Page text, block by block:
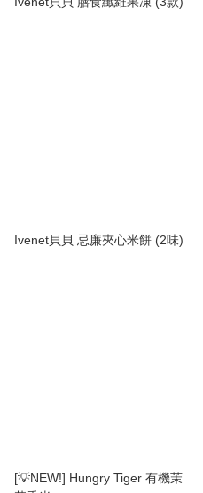
Ivenet貝貝 忌廉夾心米餅 (2味)
[💡NEW!] Hungry Tiger 有機茉